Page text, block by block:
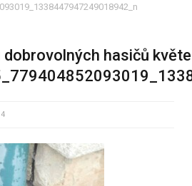
hasičů